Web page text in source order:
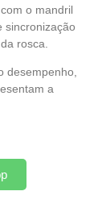
o mandril
sincronização
rosca.
desempenho,
a